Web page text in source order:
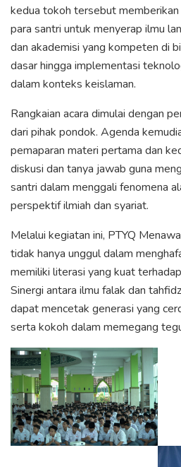
kedua tokoh tersebut
para santri untuk menyerap ilmu
dan akademisi yang kompeten di
dasar hingga implementasi
dalam konteks keislaman.
Rangkaian acara dimulai dengan
dari pihak pondok. Agenda
pemaparan materi pertama dan
diskusi dan tanya jawab guna
santri dalam menggali fenomena
perspektif ilmiah dan syariat.
Melalui kegiatan ini, PTYQ
tidak hanya unggul dalam
memiliki literasi yang kuat
Sinergi antara ilmu falak dan
dapat mencetak generasi yang
serta kokoh dalam memegang